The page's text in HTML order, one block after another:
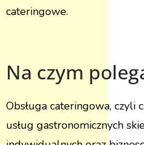
cateringowe.
Na czym
Obsługa cateringowa, czyli
usług gastronomicznych